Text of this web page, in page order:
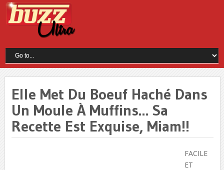
Elle Met Du Boeuf Haché Dans
Un Moule À Muffins… Sa
Recette Est Exquise, Miam!!
FACILE
ET